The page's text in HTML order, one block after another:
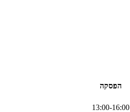
הפסקה
13:00-16:00